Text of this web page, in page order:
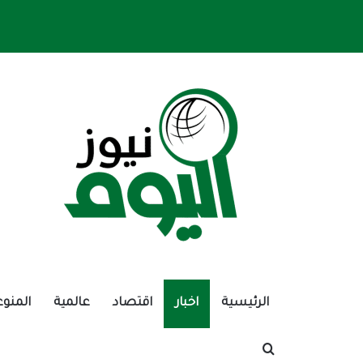
الرئيسية اخبار اقتصاد عالمية
بحث عن